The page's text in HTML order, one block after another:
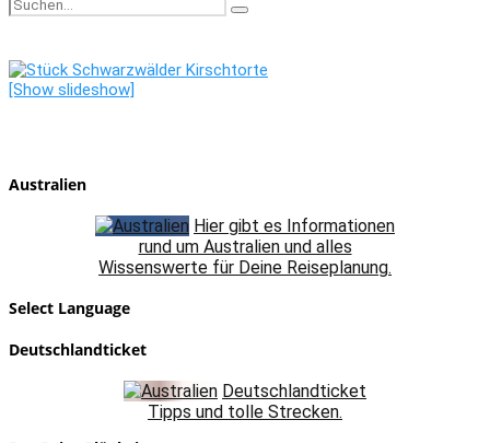
for:
Search
[Show slideshow]
Australien
Hier gibt es Informationen
rund um Australien und alles
Wissenswerte für Deine Reiseplanung.
Select Language
Deutschlandticket
Deutschlandticket
Tipps und tolle Strecken.